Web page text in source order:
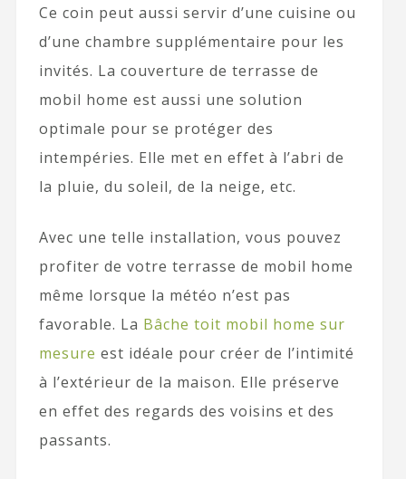
Ce coin peut aussi servir d’une cuisine ou
d’une chambre supplémentaire pour les
invités. La couverture de terrasse de
mobil home est aussi une solution
optimale pour se protéger des
intempéries. Elle met en effet à l’abri de
la pluie, du soleil, de la neige, etc.
Avec une telle installation, vous pouvez
profiter de votre terrasse de mobil home
même lorsque la météo n’est pas
favorable. La Bâche toit mobil home sur
mesure est idéale pour créer de l’intimité
à l’extérieur de la maison. Elle préserve
en effet des regards des voisins et des
passants.